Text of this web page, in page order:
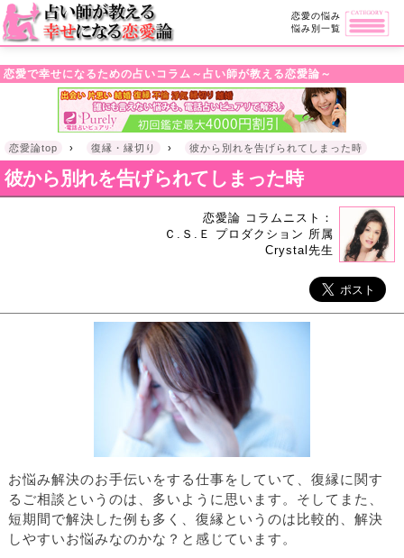
・!DOCTYPE html>l
恋愛の悩み
悩み別一覧
恋愛で幸せになるための占いコラム～占い師が教える恋愛論～
恋愛論top › 復縁・縁切り › 彼から別れを告げられてしまった時
彼から別れを告げられてしまった時
恋愛論 コラムニスト：
Ｃ.Ｓ.Ｅ プロダクション 所属
Crystal先生
お悩み解決のお手伝いをする仕事をしていて、復縁に関す
るご相談というのは、多いように思います。そしてまた、
短期間で解決した例も多く、復縁というのは比較的、解決
しやすいお悩みなのかな？と感じています。